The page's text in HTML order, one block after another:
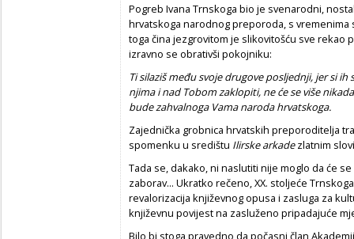
Pogreb Ivana Trnskoga bio je svenarodni,
hrvatskoga narodnog preporoda, s
toga čina jezgrovitom je slikovitošću sve rekao
izravno se obrativši pokojniku:
Ti silaziš među svoje drugove posljednji, jer si ih
njima i nad Tobom zaklopiti, ne će se više
bude zahvalnoga Vama naroda hrvatskoga.
Zajednička grobnica hrvatskih preporoditelja
spomenku u središtu Ilirske arkadezlatnim
Tada se, dakako, ni naslutiti nije moglo da će
zaborav... Ukratko rečeno, XX. stoljeće
revalorizacija književnog opusa i zasluga za
književnu povijest na zasluženo pripadajuće
Bilo bi stoga pravedno da počasni član